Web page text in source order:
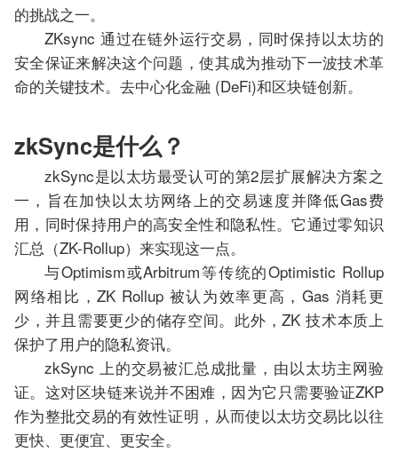
的挑战之一。
ZKsync 通过在链外运行交易，同时保持以太坊的
安全保证来解决这个问题，使其成为推动下一波技术革
命的关键技术。去中心化金融 (DeFi)和区块链创新。
zkSync是什么？
zkSync是以太坊最受认可的第2层扩展解决方案之
一，旨在加快以太坊网络上的交易速度并降低Gas费
用，同时保持用户的高安全性和隐私性。它通过零知识
汇总（ZK-Rollup）来实现这一点。
与Optimism或Arbitrum等传统的Optimistic Rollup
网络相比，ZK Rollup 被认为效率更高，Gas 消耗更
少，并且需要更少的储存空间。此外，ZK 技术本质上
保护了用户的隐私资讯。
zkSync 上的交易被汇总成批量，由以太坊主网验
证。这对区块链来说并不困难，因为它只需要验证ZKP
作为整批交易的有效性证明，从而使以太坊交易比以往
更快、更便宜、更安全。